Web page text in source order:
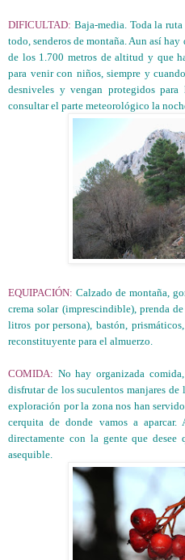
DIFICULTAD: Baja-media. Toda la
todo, senderos de montaña. Aun así
de los 1.700 metros de altitud y que
para venir con niños, siempre y
desniveles y vengan protegidos
consultar el parte meteorológico la
EQUIPACIÓN: Calzado de montaña,
crema solar (imprescindible), prenda
litros por persona), bastón,
reconstituyente para el almuerzo.
COMIDA: No hay organizada
disfrutar de los suculentos manjares
exploración por la zona nos han
cerquita de donde vamos a
directamente con la gente que desee
asequible.